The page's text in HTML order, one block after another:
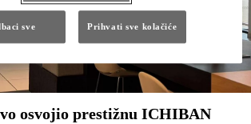
osvojio prestižnu ICHIBAN
sve Prihvati sve kolačiće